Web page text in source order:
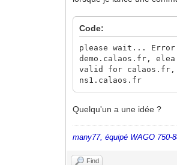
Code:
please wait...
demo.calaos.fr,
valid for calaos.fr,
ns1.calaos.fr
Quelqu'un a une idée ?
many77, équipé WAGO 750-
Find